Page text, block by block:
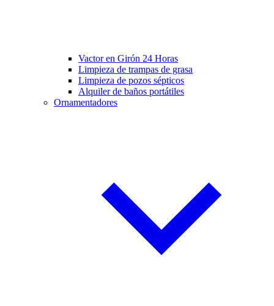
Vactor en Girón 24 Horas
Limpieza de trampas de grasa
Limpieza de pozos sépticos
Alquiler de baños portátiles
Ornamentadores